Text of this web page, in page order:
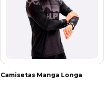
Camisetas Manga Longa